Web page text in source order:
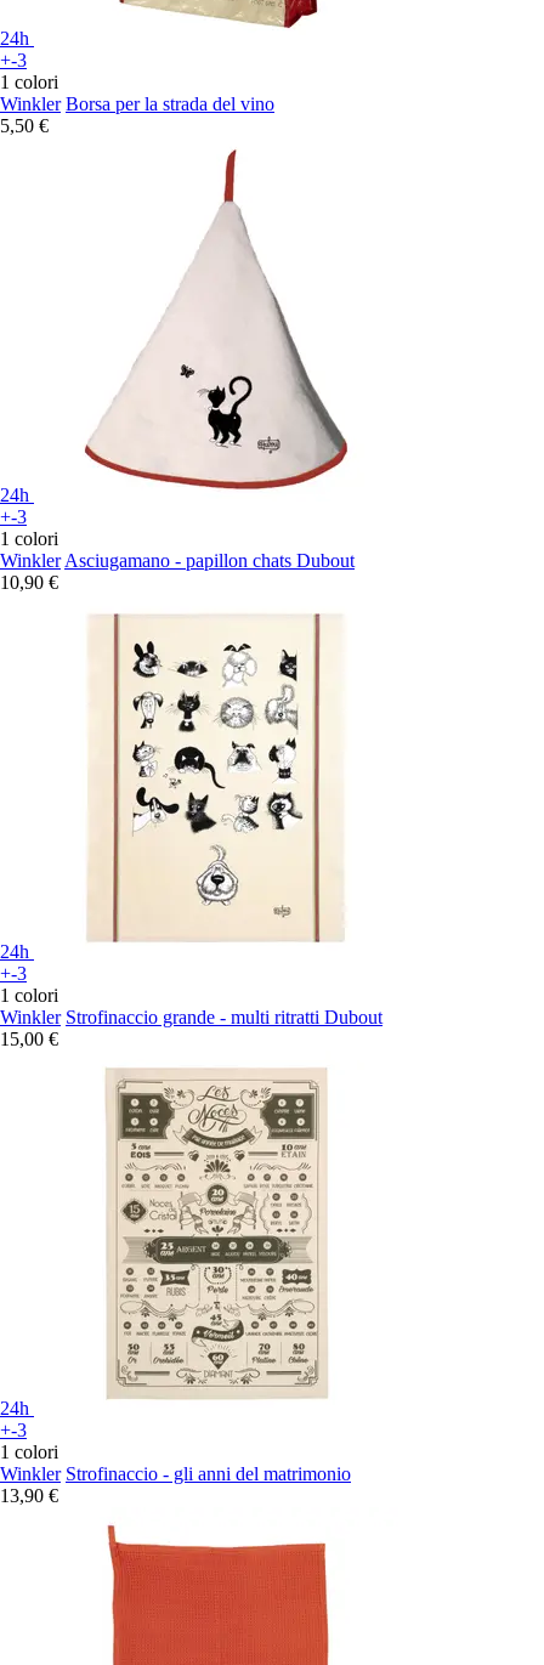
24h
+-3
1 colori
Winkler Borsa per la strada del vino
5,50 €
24h
+-3
1 colori
Winkler Asciugamano - papillon chats Dubout
10,90 €
24h
+-3
1 colori
Winkler Strofinaccio grande - multi ritratti Dubout
15,00 €
24h
+-3
1 colori
Winkler Strofinaccio - gli anni del matrimonio
13,90 €